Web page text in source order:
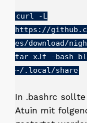
curl -L
https://
es/download/
tar xJf -bash
~/.local/share
In .bashrc
Atuin mit